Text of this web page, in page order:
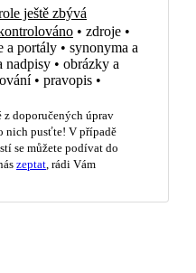
ještě zbývá
• zdroje •
a portály • synonyma a
nadpisy • obrázky a
• pravopis •
z doporučených úprav
nich pusťte! V případě
se můžete podívat do
zeptat , rádi Vám